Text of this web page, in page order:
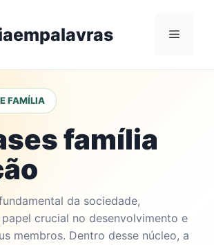
Menu
FAMÍLIA
família
da sociedade,
papel crucial no desenvolvimento e
membros. Dentro desse núcleo, a